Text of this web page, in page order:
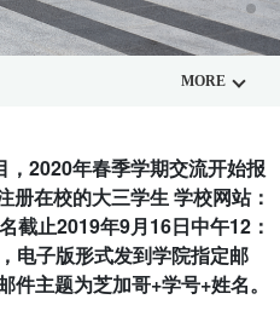
MORE
2020年春季学期交流开始报
册在校的大三学生 学校网站：
止2019年9月16日中午12：
电子版形式发到学院指定邮
主题为芝加哥+学号+姓名。